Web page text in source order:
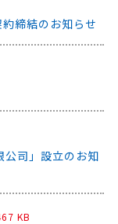
締結のお知らせ
公司」設立のお知
KB